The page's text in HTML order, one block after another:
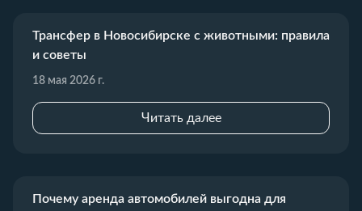
Трансфер в Новосибирске с животными: правила
и советы
18 мая 2026 г.
Читать далее
Почему аренда автомобилей выгодна для